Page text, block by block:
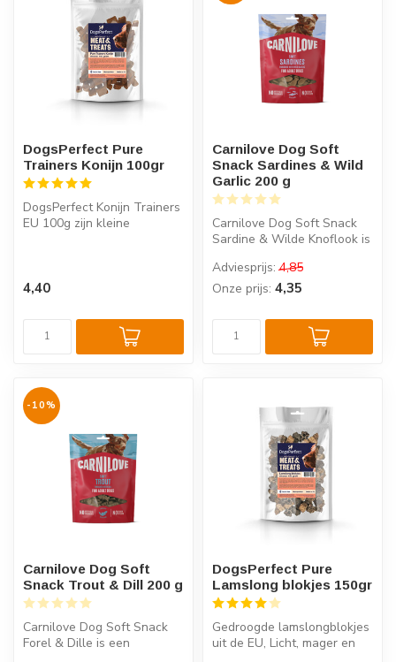
DogsPerfect Pure
Trainers Konijn 100gr
DogsPerfect Konijn Trainers
EU 100g zijn kleine
4,40
Carnilove Dog Soft
Snack Sardines & Wild
Garlic 200 g
Carnilove Dog Soft Snack
Sardine & Wilde Knoflook is
hondensnack ...
Adviesprijs: 4,85
Onze prijs: 4,35
-10%
Carnilove Dog Soft
Snack Trout & Dill 200 g
Carnilove Dog Soft Snack
Forel & Dille is een
DogsPerfect Pure
Lamslong blokjes 150gr
Gedroogde lamslongblokjes
uit de EU, Licht, mager en